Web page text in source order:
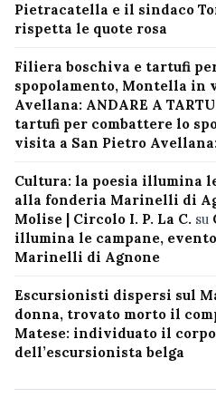
Pietracatella e il sindaco
rispetta le quote rosa
Filiera boschiva e tartufi
spopolamento, Montella in
Avellana: ANDARE A
tartufi per combattere lo
visita a San Pietro Avellana:
Cultura: la poesia illumina
alla fonderia Marinelli di
Molise | Circolo I. P. La C. su
illumina le campane,
Marinelli di Agnone
Escursionisti dispersi sul
donna, trovato morto il
Matese: individuato il
dell’escursionista belga